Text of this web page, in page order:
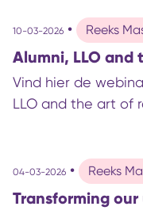
10-03-2026 • Reeks
Alumni, LLO
Vind hier de
LLO and the art of
04-03-2026 • Reeks
Transforming